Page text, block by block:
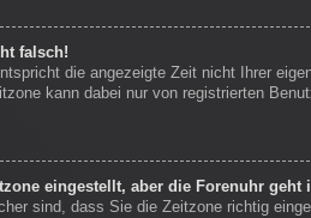
falsch!
die angezeigte Zeit nicht Ihrer
kann dabei nur von registrierten
eingestellt, aber die Forenuhr geht
sind, dass Sie die Zeitzone richtig